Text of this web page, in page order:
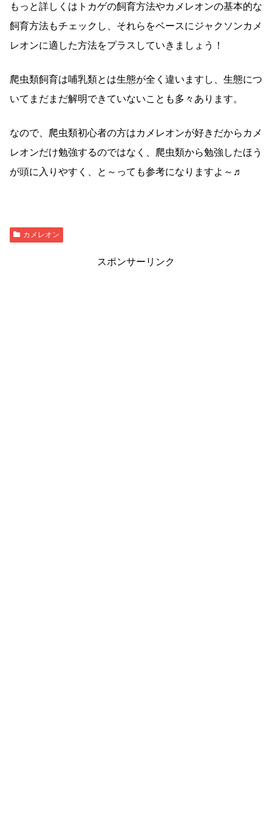
もっと詳しくはトカゲの飼育方法やカメレオンの基本的な
飼育方法もチェックし、それらをベースにジャクソンカメ
レオンに適した方法をプラスしていきましょう！
爬虫類飼育は哺乳類とは生態が全く違いますし、生態につ
いてまだまだ解明できていないことも多々あります。
なので、爬虫類初心者の方はカメレオンが好きだからカメ
レオンだけ勉強するのではなく、爬虫類から勉強したほう
が頭に入りやすく、と～っても参考になりますよ～♬
カメレオン
スポンサーリンク